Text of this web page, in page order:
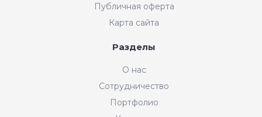
Публичная оферта
Карта сайта
Разделы
О нас
Сотрудничество
Портфолио